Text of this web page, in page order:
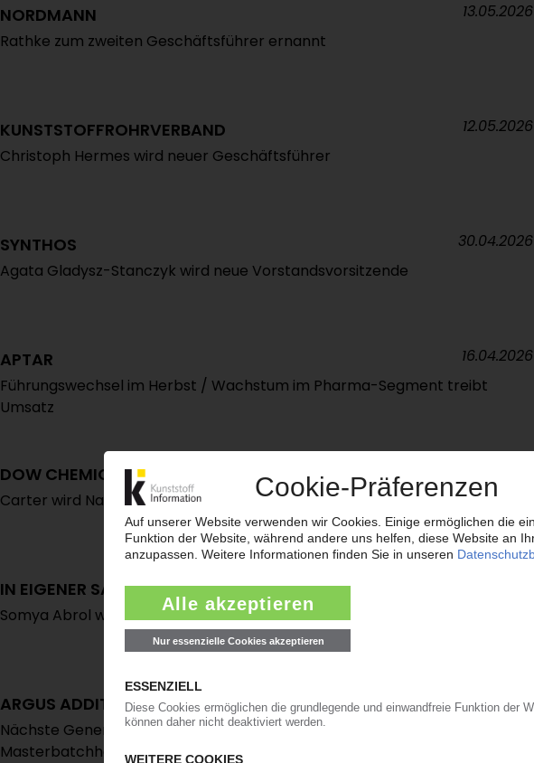
NORDMANN
Rathke zum zweiten Geschäftsführer ernannt
13.05.2026
KUNSTSTOFFROHRVERBAND
Christoph Hermes wird neuer Geschäftsführer
12.05.2026
SYNTHOS
Agata Gladysz-Stanczyk wird neue Vorstandsvorsitzende
30.04.2026
APTAR
Führungswechsel im Herbst / Wachstum im Pharma-Segment treibt
Umsatz
16.04.2026
DOW CHEMICAL
Carter wird Nachfolgerin von CEO Fitterling
IN EIGENER SACHE
Somya Abrol wird Chefredakteurin von Plastics Information Europe
ARGUS ADDITIVE PLASTICS
Nächste Generation übernimmt beim Additiv- und
Masterbatchhersteller / Ausbau in Büren
27.03.2026